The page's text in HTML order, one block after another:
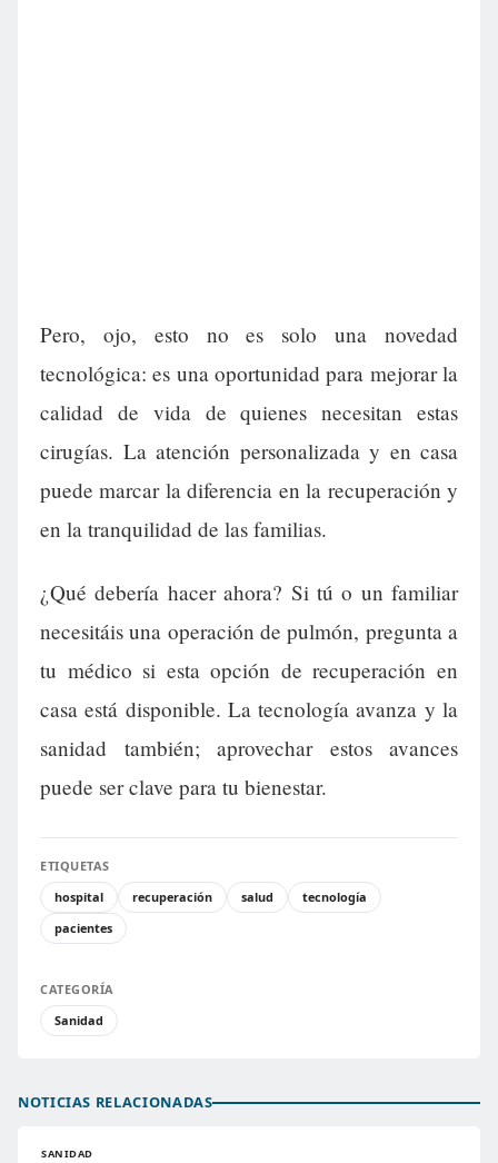
Pero, ojo, esto no es solo una novedad
tecnológica: es una oportunidad para mejorar la
calidad de vida de quienes necesitan estas
cirugías. La atención personalizada y en casa
puede marcar la diferencia en la recuperación y
en la tranquilidad de las familias.
¿Qué debería hacer ahora? Si tú o un familiar
necesitáis una operación de pulmón, pregunta a
tu médico si esta opción de recuperación en
casa está disponible. La tecnología avanza y la
sanidad también; aprovechar estos avances
puede ser clave para tu bienestar.
ETIQUETAS
hospital
recuperación salud
tecnología
pacientes
CATEGORÍA
Sanidad
NOTICIAS RELACIONADAS
SANIDAD